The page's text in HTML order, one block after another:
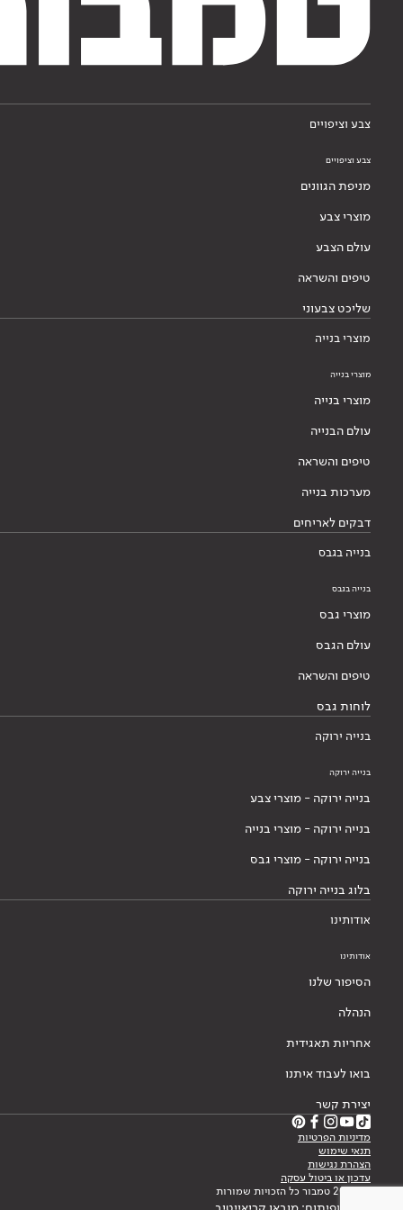
צבע וציפויים
צבע וציפויים
מניפת הגוונים
מוצרי צבע
עולם הצבע
טיפים והשראה
שליכט צבעוני
מוצרי בנייה
מוצרי בנייה
מוצרי בנייה
עולם הבנייה
טיפים והשראה
מערכות בנייה
דבקים לאריחים
בנייה בגבס
בנייה בגבס
מוצרי גבס
עולם הגבס
טיפים והשראה
לוחות גבס
בנייה ירוקה
בנייה ירוקה
בנייה ירוקה - מוצרי צבע
בנייה ירוקה - מוצרי בנייה
בנייה ירוקה - מוצרי גבס
בלוג בנייה ירוקה
אודותינו
אודותינו
הסיפור שלנו
הנהלה
אחריות תאגידית
בואו לעבוד איתנו
יצירת קשר
מדיניות הפרטיות
תנאי שימוש
הצהרת נגישות
עדכון או ביטול עסקה
© 2026 טמבור כל הזכויות שמורות
עיצוב ופיתוח: מובאו קריאייטיב